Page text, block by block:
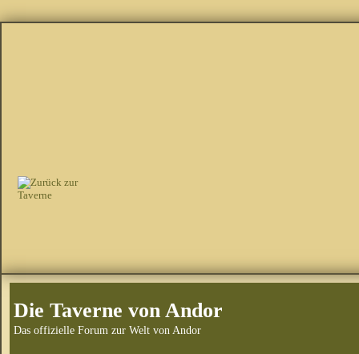
Die Taverne von Andor
Das offizielle Forum zur Welt von Andor